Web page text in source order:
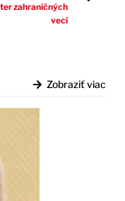
zahraničných
vecí
Zobraziť viac